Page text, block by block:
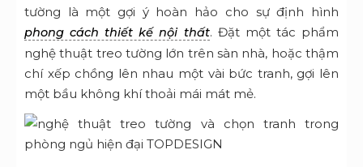
tường là một gợi ý hoàn hảo cho sự định hình
phong cách thiết kế nội thất. Đặt một tác phẩm
nghệ thuật treo tường lớn trên sàn nhà, hoặc thậm
chí xếp chồng lên nhau một vài bức tranh, gợi lên
một bầu không khí thoải mái mát mẻ.